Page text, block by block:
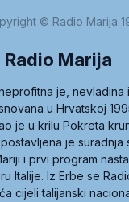
© Radio Marija
Radio Marija
je, nevladina
u Hrvatskoj
je u krilu Pokreta
je suradnja
i prvi program
Italije. Iz Erbe se
cijeli talijanski